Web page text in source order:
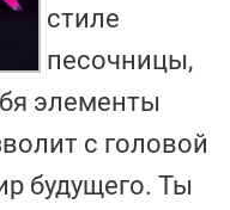
стиле
песочницы,
элементы
с головой
будущего. Ты